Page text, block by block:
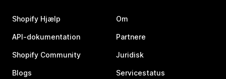
Shopify Hjælp
API-dokumentation
Shopify Community
Blogs
Om
Partnere
Juridisk
Servicestatus